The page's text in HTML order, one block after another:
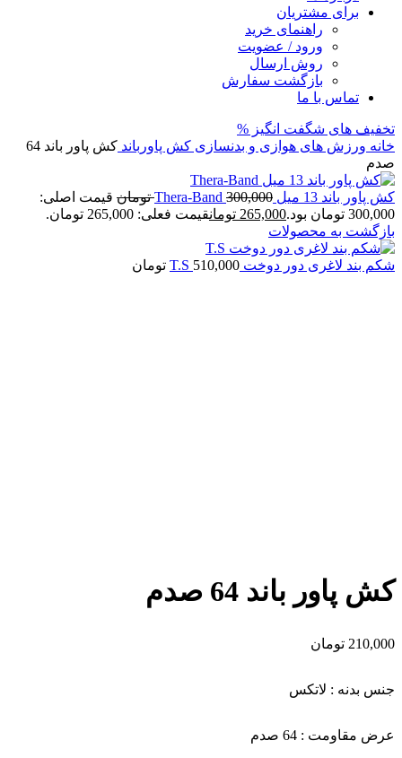
برای مشتریان
راهنمای خرید
ورود / عضویت
روش ارسال
بازگشت سفارش
تماس با ما
تخفیف های شگفت انگیز %
خانه ورزش های هوازی و بدنسازی کش پاورباند
کش پاور باند 64
صدم
کش پاور باند 13 میل Thera-Band 300,000 تومان قیمت اصلی:
300,000 تومان بود.
265,000 تومانقیمت فعلی: 265,000 تومان.
بازگشت به محصولات
شکم بند لاغری دور دوخت T.S 510,000
تومان
کش پاور باند 64 صدم
210,000 تومان
جنس بدنه : لاتکس
عرض مقاومت : 64 صدم